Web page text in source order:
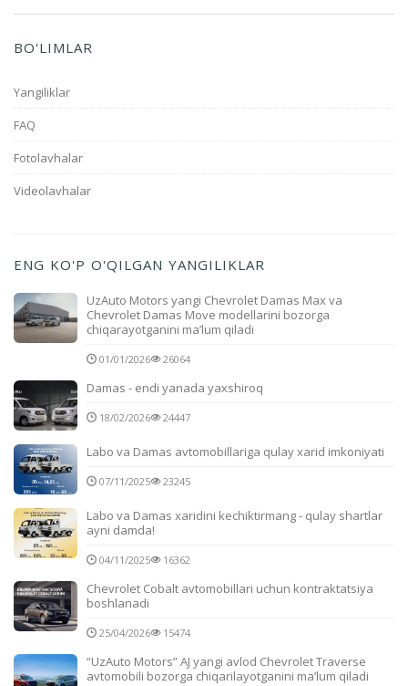
BO'LIMLAR
Yangiliklar
FAQ
Fotolavhalar
Videolavhalar
ENG KO'P O'QILGAN YANGILIKLAR
UzAuto Motors yangi Chevrolet Damas Max va
Chevrolet Damas Move modellarini bozorga
chiqarayotganini ma’lum qiladi
01/01/2026 26064
Damas - endi yanada yaxshiroq
18/02/2026 24447
Labo va Damas avtomobillariga qulay xarid imkoniyati
07/11/2025 23245
Labo va Damas xaridini kechiktirmang - qulay shartlar
ayni damda!
04/11/2025 16362
Chevrolet Cobalt avtomobillari uchun kontraktatsiya
boshlanadi
25/04/2026 15474
“UzAuto Motors” AJ yangi avlod Chevrolet Traverse
avtomobili bozorga chiqarilayotganini ma’lum qiladi